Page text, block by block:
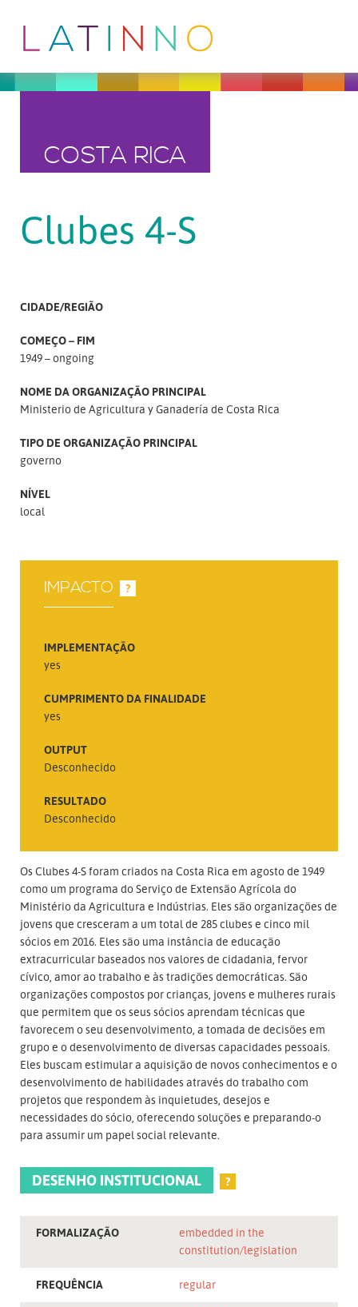
COSTA RICA
Clubes 4-S
CIDADE/REGIÃO
COMEÇO – FIM
1949 – ongoing
NOME DA ORGANIZAÇÃO PRINCIPAL
Ministerio de Agricultura y Ganadería de Costa Rica
TIPO DE ORGANIZAÇÃO PRINCIPAL
governo
NÍVEL
local
IMPACTO ?
IMPLEMENTAÇÃO
yes
CUMPRIMENTO DA FINALIDADE
yes
OUTPUT
Desconhecido
RESULTADO
Desconhecido
Os Clubes 4-S foram criados na Costa Rica em agosto de 1949
como um programa do Serviço de Extensão Agrícola do
Ministério da Agricultura e Indústrias. Eles são organizações de
jovens que cresceram a um total de 285 clubes e cinco mil
sócios em 2016. Eles são uma instância de educação
extracurricular baseados nos valores de cidadania, fervor
cívico, amor ao trabalho e às tradições democráticas. São
organizações compostos por crianças, jovens e mulheres rurais
que permitem que os seus sócios aprendam técnicas que
favorecem o seu desenvolvimento, a tomada de decisões em
grupo e o desenvolvimento de diversas capacidades pessoais.
Eles buscam estimular a aquisição de novos conhecimentos e o
desenvolvimento de habilidades através do trabalho com
projetos que respondem às inquietudes, desejos e
necessidades do sócio, oferecendo soluções e preparando-o
para assumir um papel social relevante.
DESENHO INSTITUCIONAL ?
FORMALIZAÇÃO
embedded in the
constitution/legislation
FREQUÊNCIA regular